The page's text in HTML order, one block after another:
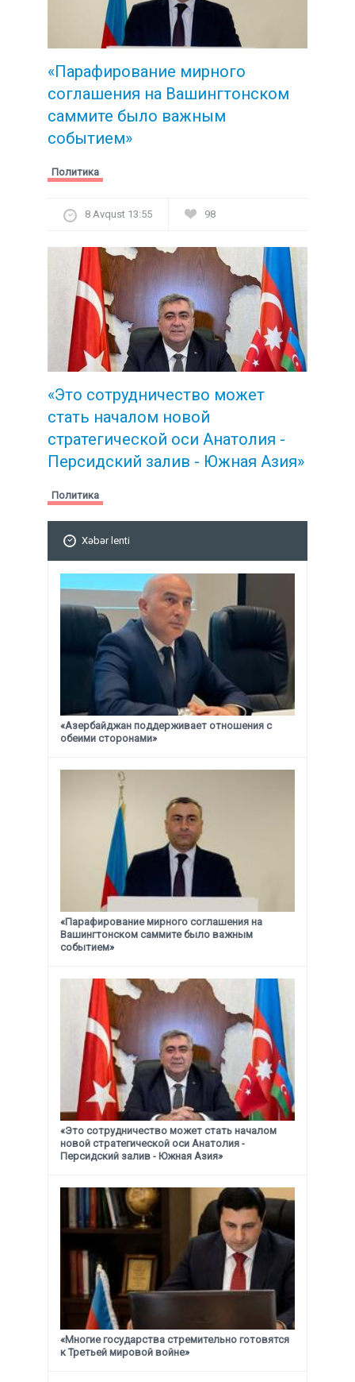
«Парафирование мирного
соглашения на Вашингтонском
саммите было важным
событием»
Политика
8 Avqust 13:55 98
«Это сотрудничество может
стать началом новой
стратегической оси Анатолия -
Персидский залив - Южная Азия»
Политика
Xəbər lenti
«Азербайджан поддерживает отношения с
обеими сторонами»
«Парафирование мирного соглашения на
Вашингтонском саммите было важным
событием»
«Это сотрудничество может стать началом
новой стратегической оси Анатолия -
Персидский залив - Южная Азия»
«Многие государства стремительно готовятся
к Третьей мировой войне»